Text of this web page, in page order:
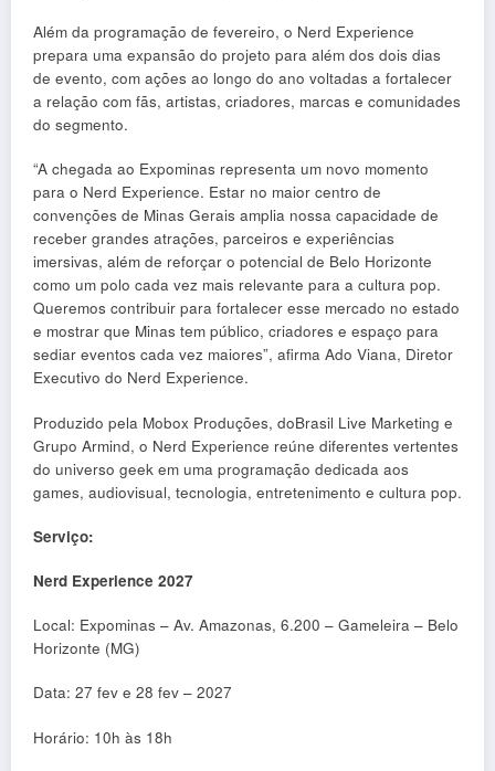
Além da programação de fevereiro, o Nerd Experience
prepara uma expansão do projeto para além dos dois dias
de evento, com ações ao longo do ano voltadas a fortalecer
a relação com fãs, artistas, criadores, marcas e comunidades
do segmento.
“A chegada ao Expominas representa um novo momento
para o Nerd Experience. Estar no maior centro de
convenções de Minas Gerais amplia nossa capacidade de
receber grandes atrações, parceiros e experiências
imersivas, além de reforçar o potencial de Belo Horizonte
como um polo cada vez mais relevante para a cultura pop.
Queremos contribuir para fortalecer esse mercado no estado
e mostrar que Minas tem público, criadores e espaço para
sediar eventos cada vez maiores”, afirma Ado Viana, Diretor
Executivo do Nerd Experience.
Produzido pela Mobox Produções, doBrasil Live Marketing e
Grupo Armind, o Nerd Experience reúne diferentes vertentes
do universo geek em uma programação dedicada aos
games, audiovisual, tecnologia, entretenimento e cultura pop.
Serviço:
Nerd Experience 2027
Local: Expominas – Av. Amazonas, 6.200 – Gameleira – Belo
Horizonte (MG)
Data: 27 fev e 28 fev – 2027
Horário: 10h às 18h